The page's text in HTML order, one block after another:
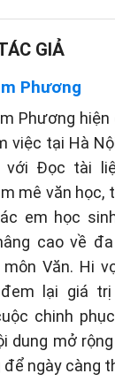
GIẢ
Phương
Phương
việc tại Hà
với Đọc tài
mê văn học,
em học
cao về
Văn. Hi
lại giá
chinh
dung mở
để ngày càng